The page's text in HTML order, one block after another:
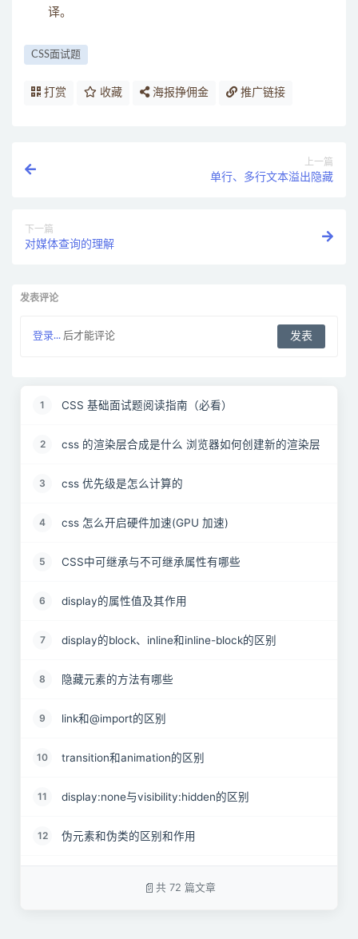
译。
CSS面试题
打赏 收藏 海报挣佣金 推广链接
上一篇
单行、多行文本溢出隐藏
下一篇
对媒体查询的理解
发表评论
登录... 后才能评论
1 CSS 基础面试题阅读指南（必看）
2 css 的渲染层合成是什么 浏览器如何创建新的渲染层
3 css 优先级是怎么计算的
4 css 怎么开启硬件加速(GPU 加速)
5 CSS中可继承与不可继承属性有哪些
6 display的属性值及其作用
7 display的block、inline和inline-block的区别
8 隐藏元素的方法有哪些
9 link和@import的区别
10 transition和animation的区别
11 display:none与visibility:hidden的区别
12 伪元素和伪类的区别和作用
共 72 篇文章